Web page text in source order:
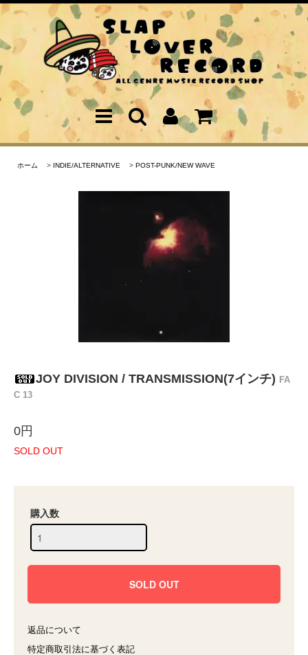
ホーム > INDIE/ALTERNATIVE > POST-PUNK/NEW WAVE
JOY DIVISION / TRANSMISSION(7インチ) FA
C 13
0円
SOLD OUT
購入数
返品について
特定商取引法に基づく表記